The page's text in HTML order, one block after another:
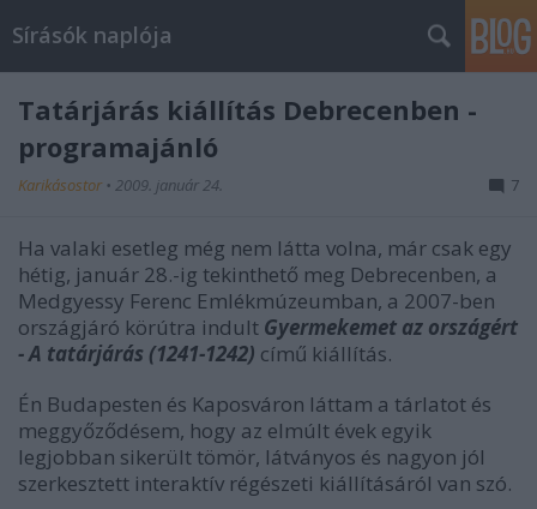
Sírásók naplója
Tatárjárás kiállítás Debrecenben -
programajánló
Karikásostor • 2009. január 24. 7
Ha valaki esetleg még nem látta volna, már csak egy
hétig, január 28.-ig tekinthető meg Debrecenben, a
Medgyessy Ferenc Emlékmúzeumban, a 2007-ben
országjáró körútra indult Gyermekemet az országért
- A tatárjárás (1241-1242) című kiállítás.
Én Budapesten és Kaposváron láttam a tárlatot és
meggyőződésem, hogy az elmúlt évek egyik
legjobban sikerült tömör, látványos és nagyon jól
szerkesztett interaktív régészeti kiállításáról van szó.